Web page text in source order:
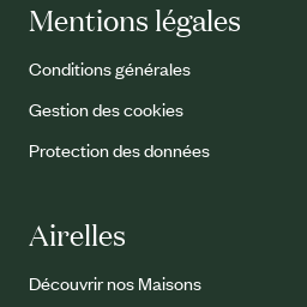
Mentions légales
Conditions générales
Gestion des cookies
Protection des données
Airelles
Découvrir nos Maisons